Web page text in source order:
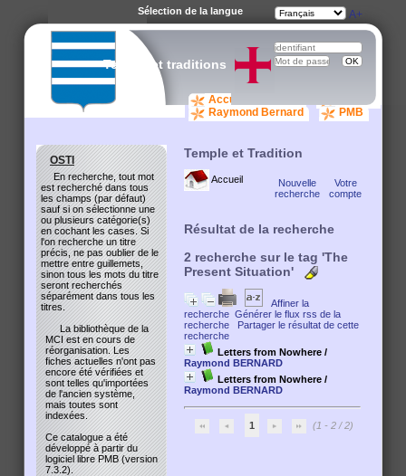
Temple et Tradition
Accueil
Accueil catalogue
osti.org
Raymond Bernard
PMB
Temple et traditions
Nouvelle
recherche
Votre
compte
Résultat de la recherche
2 recherche sur le tag 'The
Present Situation'
Affiner la
recherche Générer le flux rss de la
recherche
Partager le résultat de cette
recherche
Letters from Nowhere /
Raymond BERNARD
Letters from Nowhere /
Raymond BERNARD
1 (1 - 2 / 2)
OSTI
En recherche, tout mot
est recherché dans tous
les champs (par défaut)
sauf si on sélectionne une
ou plusieurs catégorie(s)
en cochant les cases. Si
l'on recherche un titre
précis, ne pas oublier de le
mettre entre guillemets,
sinon tous les mots du titre
seront recherchés
séparément dans tous les
titres.
La bibliothèque de la
MCI est en cours de
réorganisation. Les
fiches actuelles n'ont pas
encore été vérifiées et
sont telles qu'importées
de l'ancien système,
mais toutes sont
indexées.
Ce catalogue a été
développé à partir du
logiciel libre PMB (version
7.3.2).
A A+
Sélection de la langue